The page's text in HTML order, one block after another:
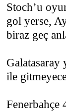
Stoch’u
gol yerse,
biraz geç
ile
Fenerbahçe